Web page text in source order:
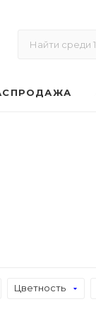
Цветность